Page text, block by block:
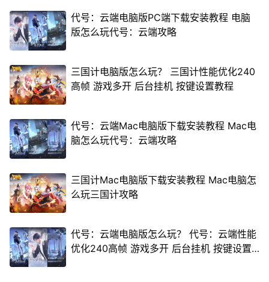
代号：云端电脑版PC端下载安装教程 电脑
版怎么玩代号：云端攻略
三国计电脑版怎么玩？ 三国计性能优化240
高帧 游戏多开 后台挂机 按键设置教程
代号：云端Mac电脑版下载安装教程 Mac电
脑怎么玩代号：云端攻略
三国计Mac电脑版下载安装教程 Mac电脑怎
么玩三国计攻略
代号：云端电脑版怎么玩？ 代号：云端性能
优化240高帧 游戏多开 后台挂机 按键设置